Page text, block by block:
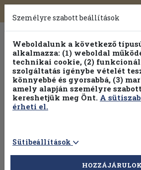
Toggle
navigation
Válogasson több mint 1.000.000
100%
Személyre szabott beállítások
Weboldalunk a következő
alkalmazza: (1) weboldal
technikai cookie, (2)
szolgáltatás igénybe vételét
könnyebbé és gyorsabbá, (3)
amely alapján személyre
kereshetjük meg Önt. A
érheti el.
Sütibeállítások
HOZZÁJÁRULOK